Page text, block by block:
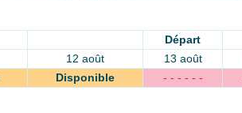
Départ
12 août 13 août
Disponible - - - - - -